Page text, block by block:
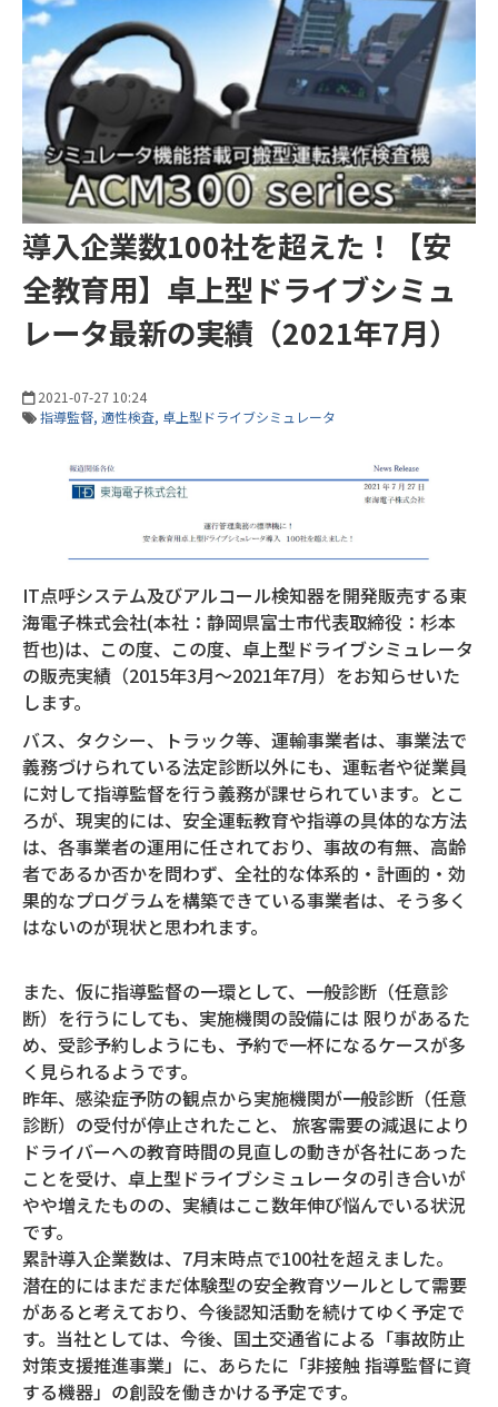
導入企業数100社を超えた！【安
全教育用】卓上型ドライブシミュ
レータ最新の実績（2021年7月）
2021-07-27 10:24
指導監督 適性検査 卓上型ドライブシミュレータ
IT点呼システム及びアルコール検知器を開発販売する東
海電子株式会社(本社：静岡県富士市代表取締役：杉本
哲也)は、この度、この度、卓上型ドライブシミュレータ
の販売実績（2015年3月～2021年7月）をお知らせいた
します。
バス、タクシー、トラック等、運輸事業者は、事業法で
義務づけられている法定診断以外にも、運転者や従業員
に対して指導監督を行う義務が課せられています。とこ
ろが、現実的には、安全運転教育や指導の具体的な方法
は、各事業者の運用に任されており、事故の有無、高齢
者であるか否かを問わず、全社的な体系的・計画的・効
果的なプログラムを構築できている事業者は、そう多く
はないのが現状と思われます。
また、仮に指導監督の一環として、一般診断（任意診
断）を行うにしても、実施機関の設備には 限りがあるた
め、受診予約しようにも、予約で一杯になるケースが多
く見られるようです。
昨年、感染症予防の観点から実施機関が一般診断（任意
診断）の受付が停止されたこと、 旅客需要の減退により
ドライバーへの教育時間の見直しの動きが各社にあった
ことを受け、卓上型ドライブシミュレータの引き合いが
やや増えたものの、実績はここ数年伸び悩んでいる状況
です。
累計導入企業数は、7月末時点で100社を超えました。
潜在的にはまだまだ体験型の安全教育ツールとして需要
があると考えており、今後認知活動を続けてゆく予定で
す。当社としては、今後、国土交通省による「事故防止
対策支援推進事業」に、あらたに「非接触 指導監督に資
する機器」の創設を働きかける予定です。